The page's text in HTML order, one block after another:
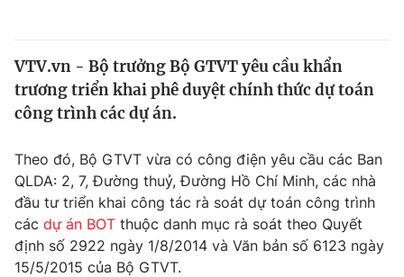
Y tế
Tin tức
Thế giới đó đây
Câu chuyện quốc tế
Kinh tế
Tài chính
Thị trường
Dữ liệu và đời sống
Giáo dục
VTV.vn - Bộ trưởng Bộ GTVT yêu cầu khẩn
trương triển khai phê duyệt chính thức dự toán
công trình các dự án.
Theo đó, Bộ GTVT vừa có công điện yêu cầu các Ban
QLDA: 2, 7, Đường thuỷ, Đường Hồ Chí Minh, các nhà
đầu tư triển khai công tác rà soát dự toán công trình
các dự án BOT thuộc danh mục rà soát theo Quyết
định số 2922 ngày 1/8/2014 và Văn bản số 6123 ngày
15/5/2015 của Bộ GTVT.